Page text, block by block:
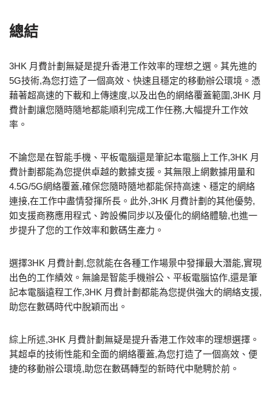
總結
3HK 月費計劃無疑是提升香港工作效率的理想之選。其先進的
5G技術,為您打造了一個高效、快速且穩定的移動辦公環境。憑
藉著超高速的下載和上傳速度,以及出色的網絡覆蓋範圍,3HK 月
費計劃讓您隨時隨地都能順利完成工作任務,大幅提升工作效
率。
不論您是在智能手機、平板電腦還是筆記本電腦上工作,3HK 月
費計劃都能為您提供卓越的數據支援。其無限上網數據用量和
4.5G/5G網絡覆蓋,確保您隨時隨地都能保持高速、穩定的網絡
連接,在工作中盡情發揮所長。此外,3HK 月費計劃的其他優勢,
如支援商務應用程式、跨設備同步以及優化的網絡體驗,也進一
步提升了您的工作效率和數碼生產力。
選擇3HK 月費計劃,您就能在各種工作場景中發揮最大潛能,實現
出色的工作績效。無論是智能手機辦公、平板電腦協作,還是筆
記本電腦遠程工作,3HK 月費計劃都能為您提供強大的網絡支援,
助您在數碼時代中脫穎而出。
綜上所述,3HK 月費計劃無疑是提升香港工作效率的理想選擇。
其超卓的技術性能和全面的網絡覆蓋,為您打造了一個高效、便
捷的移動辦公環境,助您在數碼轉型的新時代中馳騁於前。